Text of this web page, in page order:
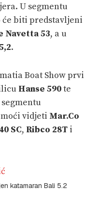
U segmentu
biti predstavljeni
Navetta 53, a u
.
Boat Show prvi
Hanse 590te
segmentu
vidjeti Mar.Co
SC, Ribco 28T i
katamaran Bali 5.2